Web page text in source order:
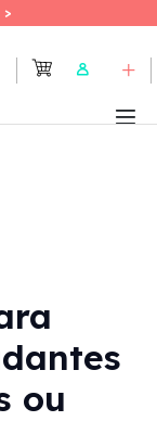
User
ou